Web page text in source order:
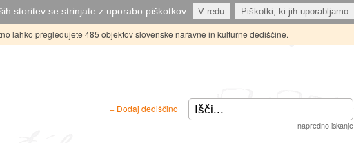
storitev se strinjate z uporabo piškotkov. V redu Piškotki, ki jih uporabljamo
lahko pregledujete 485 objektov slovenske naravne in kulturne dediščine.
+ Dodaj dediščino
napredno iskanje